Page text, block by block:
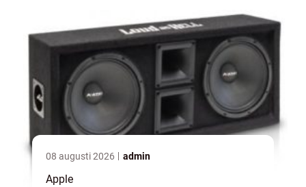
08 augusti 2026 admin
Apple